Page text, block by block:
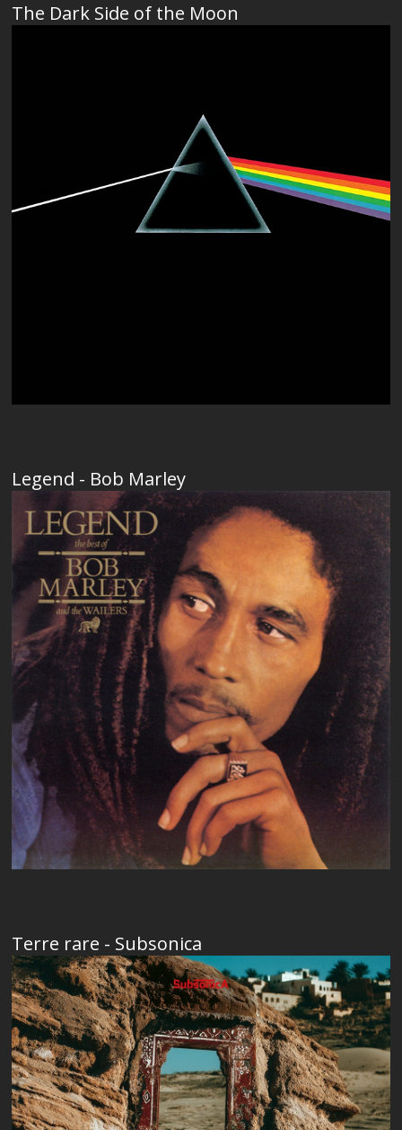
The Dark Side of the Moon
Legend - Bob Marley
Terre rare - Subsonica